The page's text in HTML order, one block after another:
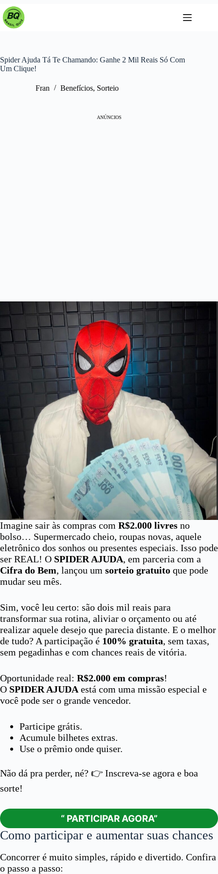
Pular
para
Spider Ajuda Tá Te Chamando: Ganhe 2 Mil Reais Só Com
Um Clique!
Fran Benefícios, Sorteio
ANÚNCIOS
Imagine sair às compras com R$2.000 livres no
bolso… Supermercado cheio, roupas novas, aquele
eletrônico dos sonhos ou presentes especiais. Isso pode
ser REAL! O SPIDER AJUDA, em parceria com a
Cifra do Bem, lançou um sorteio gratuito que pode
mudar seu mês.
Sim, você leu certo: são dois mil reais para
transformar sua rotina, aliviar o orçamento ou até
realizar aquele desejo que parecia distante. E o melhor
de tudo? A participação é 100% gratuita, sem taxas,
sem pegadinhas e com chances reais de vitória.
Oportunidade real: R$2.000 em compras!
O SPIDER AJUDA está com uma missão especial e
você pode ser o grande vencedor.
Participe grátis.
Acumule bilhetes extras.
Use o prêmio onde quiser.
Não dá pra perder, né? 👉 Inscreva-se agora e boa
sorte!
“ PARTICIPAR AGORA”
Como participar e aumentar suas chances
Concorrer é muito simples, rápido e divertido. Confira
o passo a passo: